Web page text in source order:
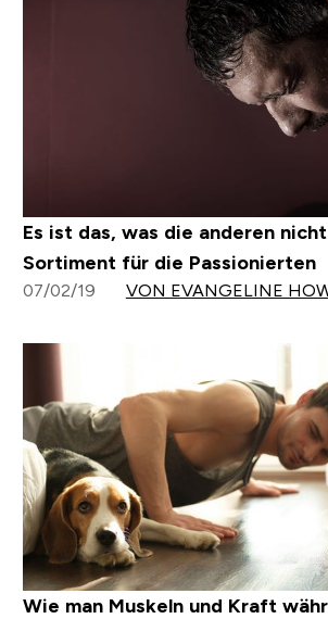
Es ist das, was die anderen
Sortiment für die Passionierten
07/02/19 VON EVANGELINE
Wie man Muskeln und Kraft